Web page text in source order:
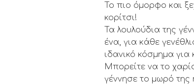
Το πιο όμορφο και
κορίτσι!
Τα λουλούδια της
ένα, για κάθε
ιδανικό κόσμημα για
Μπορείτε να το
γέννησε το μωρό της